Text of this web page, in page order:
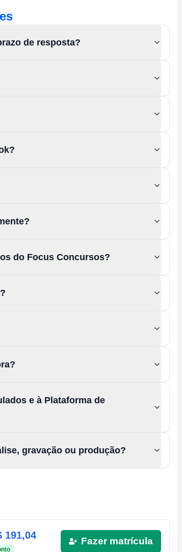
de resposta?
do Focus Concursos?
e à Plataforma de
gravação ou produção?
191,04
Fazer matrícula